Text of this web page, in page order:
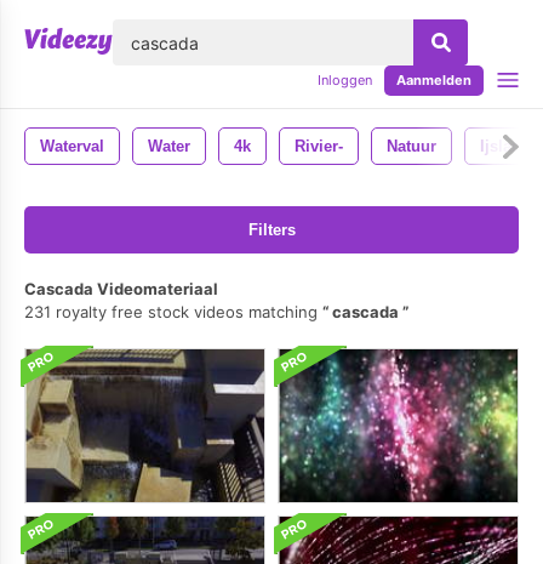
Inloggen Aanmelden
Waterval Water 4k Rivier- Natuur Ijsland
Filters
Cascada Videomateriaal
231 royalty free stock videos matching
cascada